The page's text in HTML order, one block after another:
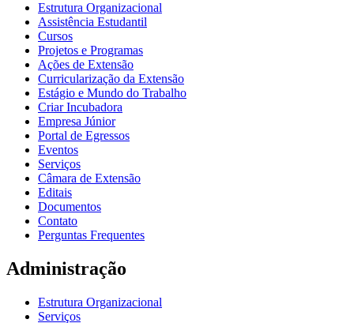
Estrutura Organizacional
Assistência Estudantil
Cursos
Projetos e Programas
Ações de Extensão
Curricularização da Extensão
Estágio e Mundo do Trabalho
Criar Incubadora
Empresa Júnior
Portal de Egressos
Eventos
Serviços
Câmara de Extensão
Editais
Documentos
Contato
Perguntas Frequentes
Administração
Estrutura Organizacional
Serviços